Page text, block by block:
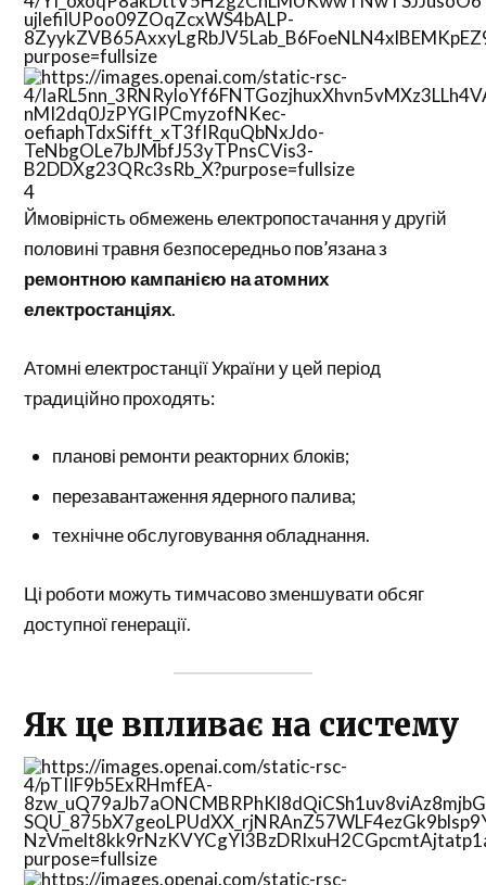
4
Ймовірність обмежень електропостачання у другій
половині травня безпосередньо пов’язана з
ремонтною кампанією на атомних
електростанціях.
Атомні електростанції Україниу цей період
традиційно проходять:
планові ремонти реакторних блоків;
перезавантаження ядерного палива;
технічне обслуговування обладнання.
Ці роботи можуть тимчасово зменшувати обсяг
доступної генерації.
Як це впливає на систему